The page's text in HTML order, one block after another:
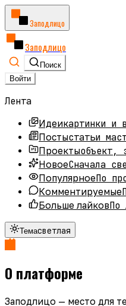
Заподлицо
Заподлицо
Поиск
Войти
Лента
Идеикартинки и
Постыстатьи
Проектыобъект,
НовоеСначала
ПопулярноеПо
Комментируемые
Больше лайковПо
Темасветлая
О платформе
Заподлицо — место для